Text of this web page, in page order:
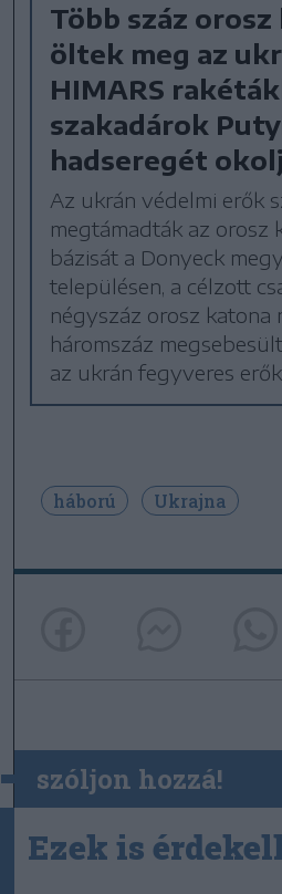
Több száz
öltek meg az
HIMARS
szakadárok
hadseregét
Az ukrán védelmi erők
megtámadták az orosz
bázisát a Donyeck
településen, a célzott
négyszáz orosz katona
háromszáz
az ukrán fegyveres
háború Ukrajna
szóljon hozzá!
Ezek is